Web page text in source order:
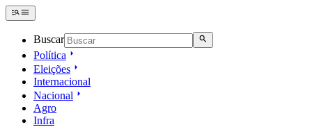
Buscar
Política
Eleições
Internacional
Nacional
Agro
Infra